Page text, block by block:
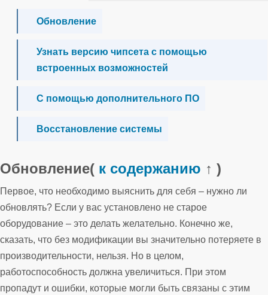
Обновление
Узнать версию чипсета с помощью
встроенных возможностей
С помощью дополнительного ПО
Восстановление системы
Обновление( к содержанию ↑ )
Первое, что необходимо выяснить для себя – нужно ли
обновлять? Если у вас установлено не старое
оборудование – это делать желательно. Конечно же,
сказать, что без модификации вы значительно потеряете в
производительности, нельзя. Но в целом,
работоспособность должна увеличиться. При этом
пропадут и ошибки, которые могли быть связаны с этим